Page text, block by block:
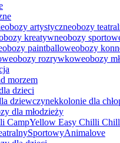
obozy artystyczneobozy
kreatywneobozy
obozy paintballoweobozy
obozy rozrywkoweobozy
morzem
dzieci
dziewczynekkolonie dla
dla młodzieży
CampYellow Easy Chilli
SportowyAnimalove